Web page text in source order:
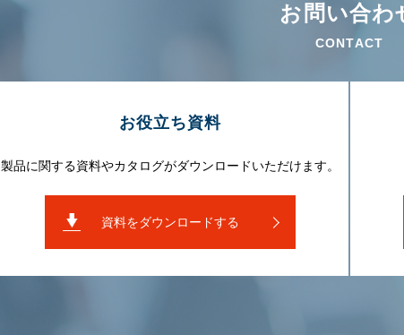
お問い合わ
CONTACT
お役⽴ち資料
製品に関する資料やカタログがダウンロードいただけます。
資料をダウンロードする